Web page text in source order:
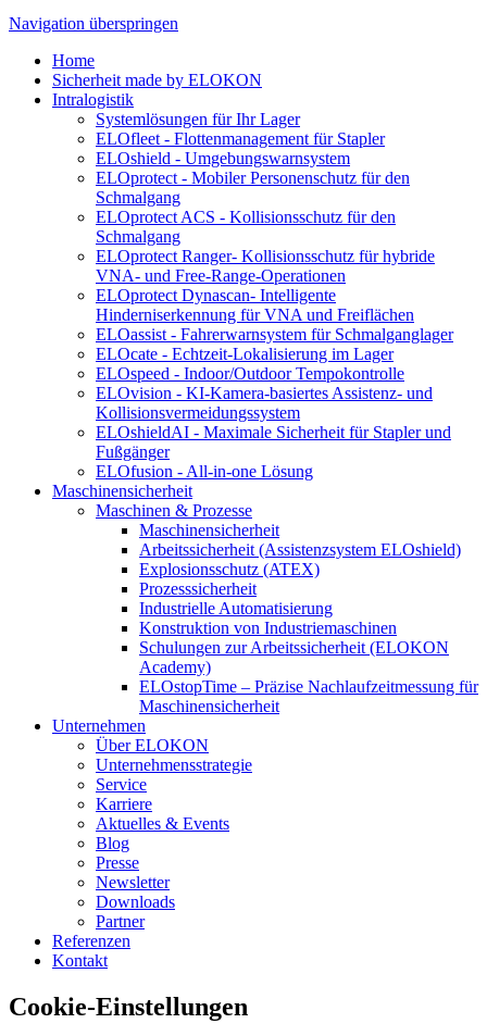
Navigation überspringen
Home
Sicherheit made by ELOKON
Intralogistik
Systemlösungen für Ihr Lager
ELOfleet - Flottenmanagement für Stapler
ELOshield - Umgebungswarnsystem
ELOprotect - Mobiler Personenschutz für den
Schmalgang
ELOprotect ACS - Kollisionsschutz für den
Schmalgang
ELOprotect Ranger- Kollisionsschutz für hybride
VNA- und Free-Range-Operationen
ELOprotect Dynascan- Intelligente
Hinderniserkennung für VNA und Freiflächen
ELOassist - Fahrerwarnsystem für Schmalganglager
ELOcate - Echtzeit-Lokalisierung im Lager
ELOspeed - Indoor/Outdoor Tempokontrolle
ELOvision - KI-Kamera-basiertes Assistenz- und
Kollisionsvermeidungssystem
ELOshieldAI - Maximale Sicherheit für Stapler und
Fußgänger
ELOfusion - All-in-one Lösung
Maschinensicherheit
Maschinen & Prozesse
Maschinensicherheit
Arbeitssicherheit (Assistenzsystem ELOshield)
Explosionsschutz (ATEX)
Prozesssicherheit
Industrielle Automatisierung
Konstruktion von Industriemaschinen
Schulungen zur Arbeitssicherheit (ELOKON
Academy)
ELOstopTime – Präzise Nachlaufzeitmessung für
Maschinensicherheit
Unternehmen
Über ELOKON
Unternehmensstrategie
Service
Karriere
Aktuelles & Events
Blog
Presse
Newsletter
Downloads
Partner
Referenzen
Kontakt
Cookie-Einstellungen